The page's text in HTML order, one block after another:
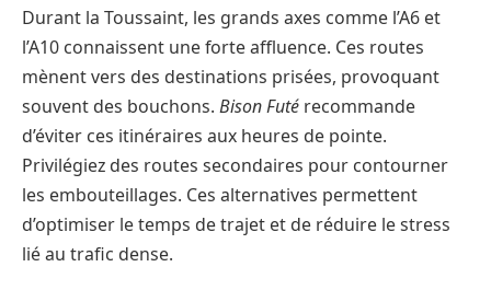
Durant la Toussaint, les grands axes comme l’A6 et
l’A10 connaissent une forte affluence. Ces routes
mènent vers des destinations prisées, provoquant
souvent des bouchons. Bison Futé recommande
d’éviter ces itinéraires aux heures de pointe.
Privilégiez des routes secondaires pour contourner
les embouteillages. Ces alternatives permettent
d’optimiser le temps de trajet et de réduire le stress
lié au trafic dense.